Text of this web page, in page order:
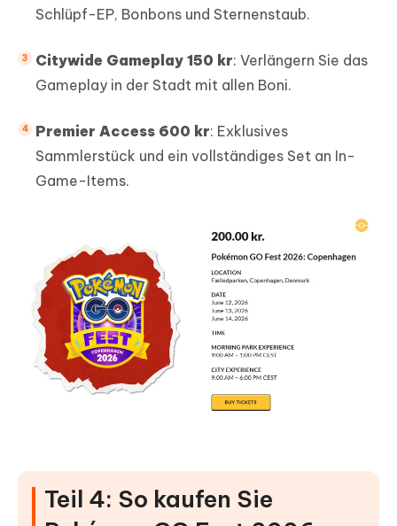
Schlüpf-EP, Bonbons und Sternenstaub.
Citywide Gameplay 150 kr: Verlängern Sie das
Gameplay in der Stadt mit allen Boni.
Premier Access 600 kr: Exklusives
Sammlerstück und ein vollständiges Set an In-
Game-Items.
Teil 4: So kaufen Sie